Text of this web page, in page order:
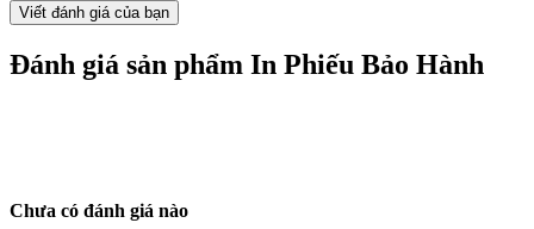
Viết đánh giá của bạn
Đánh giá sản phẩm In Phiếu Bảo Hành
Chưa có đánh giá nào